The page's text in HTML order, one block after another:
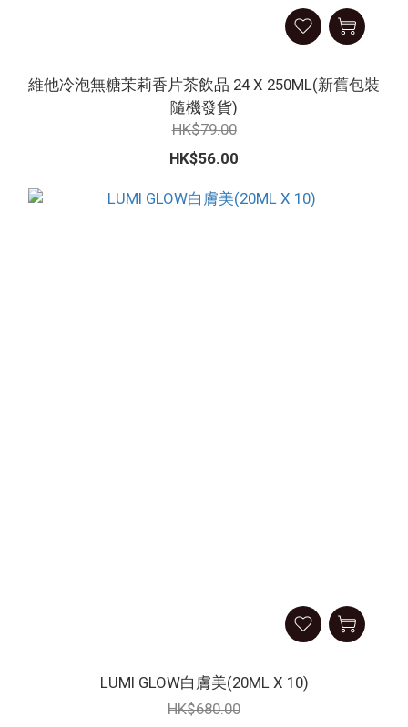
維他冷泡無糖茉莉香片茶飲品 24 X 250ML(新舊包裝
隨機發貨)
HK$79.00
HK$56.00
LUMI GLOW白膚美(20ML X 10)
HK$680.00